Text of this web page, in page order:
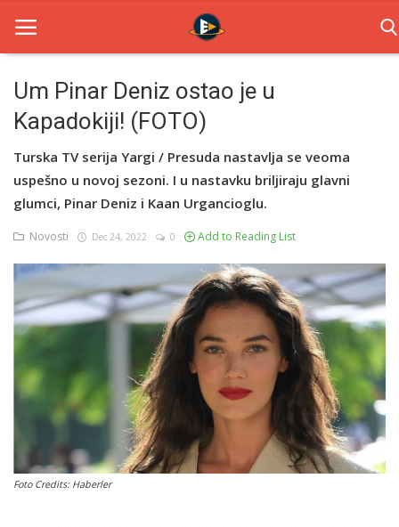
Home
Novosti
TV Serije
Filmovi
Glumci
Contact
Register
English
Um Pinar Deniz ostao je u
Kapadokiji! (FOTO)
Turska TV serija Yargi / Presuda nastavlja se veoma
uspešno u novoj sezoni. I u nastavku briljiraju glavni
glumci, Pinar Deniz i Kaan Urgancioglu.
Novosti Dec 24, 2022 0 Add to Reading List
Foto Credits: Haberler